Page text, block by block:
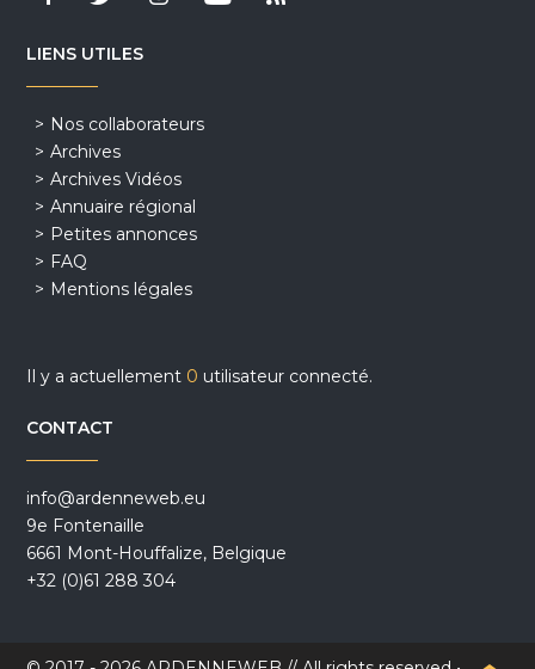
LIENS UTILES
Nos collaborateurs
Archives
Archives Vidéos
Annuaire régional
Petites annonces
FAQ
Mentions légales
Il y a actuellement 0 utilisateur connecté.
CONTACT
info@ardenneweb.eu
9e Fontenaille
6661 Mont-Houffalize, Belgique
+32 (0)61 288 304